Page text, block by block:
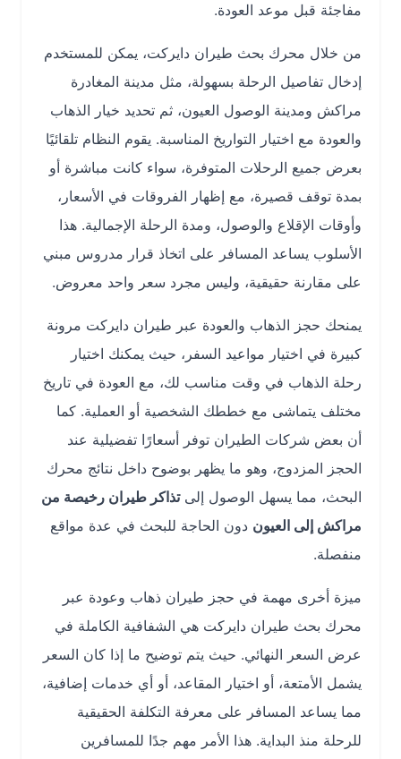
مفاجئة قبل موعد العودة.
من خلال محرك بحث طيران دايركت، يمكن للمستخدم
إدخال تفاصيل الرحلة بسهولة، مثل مدينة المغادرة
مراكش ومدينة الوصول العيون، ثم تحديد خيار الذهاب
والعودة مع اختيار التواريخ المناسبة. يقوم النظام تلقائيًا
بعرض جميع الرحلات المتوفرة، سواء كانت مباشرة أو
بمدة توقف قصيرة، مع إظهار الفروقات في الأسعار،
وأوقات الإقلاع والوصول، ومدة الرحلة الإجمالية. هذا
الأسلوب يساعد المسافر على اتخاذ قرار مدروس مبني
على مقارنة حقيقية، وليس مجرد سعر واحد معروض.
يمنحك حجز الذهاب والعودة عبر طيران دايركت مرونة
كبيرة في اختيار مواعيد السفر، حيث يمكنك اختيار
رحلة الذهاب في وقت مناسب لك، مع العودة في تاريخ
مختلف يتماشى مع خططك الشخصية أو العملية. كما
أن بعض شركات الطيران توفر أسعارًا تفضيلية عند
الحجز المزدوج، وهو ما يظهر بوضوح داخل نتائج محرك
البحث، مما يسهل الوصول إلى تذاكر طيران رخيصة من
مراكش إلى العيوندون الحاجة للبحث في عدة مواقع
منفصلة.
ميزة أخرى مهمة في حجز طيران ذهاب وعودة عبر
محرك بحث طيران دايركت هي الشفافية الكاملة في
عرض السعر النهائي. حيث يتم توضيح ما إذا كان السعر
يشمل الأمتعة، أو اختيار المقاعد، أو أي خدمات إضافية،
مما يساعد المسافر على معرفة التكلفة الحقيقية
للرحلة منذ البداية. هذا الأمر مهم جدًا للمسافرين